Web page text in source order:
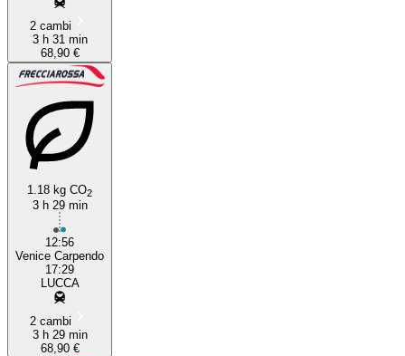
2 cambi
3 h 31 min
68,90 €
1.18 kg CO2
3 h 29 min
12:56
Venice Carpendo
17:29
LUCCA
2 cambi
3 h 29 min
68,90 €